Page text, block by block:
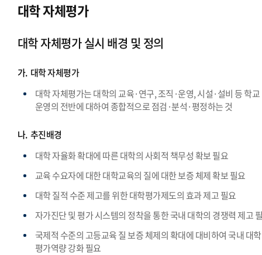
대학 자체평가
대학 자체평가 실시 배경 및 정의
가. 대학 자체평가
대학 자체평가는 대학의 교육·연구, 조직·운영, 시설·설비 등 학교
운영의 전반에 대하여 종합적으로 점검·분석·평정하는 것
나. 추진배경
대학 자율화 확대에 따른 대학의 사회적 책무성 확보 필요
교육 수요자에 대한 대학교육의 질에 대한 보증 체제 확보 필요
대학 질적 수준 제고를 위한 대학평가제도의 효과 제고 필요
자가진단 및 평가 시스템의 정착을 통한 국내 대학의 경쟁력 제고
국제적 수준의 고등교육 질 보증 체제의 확대에 대비하여 국내 대
평가역량 강화 필요